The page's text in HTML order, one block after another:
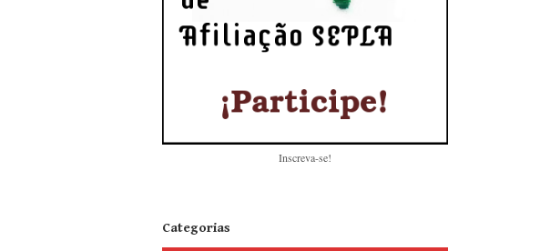
Inscreva-se!
Categorias